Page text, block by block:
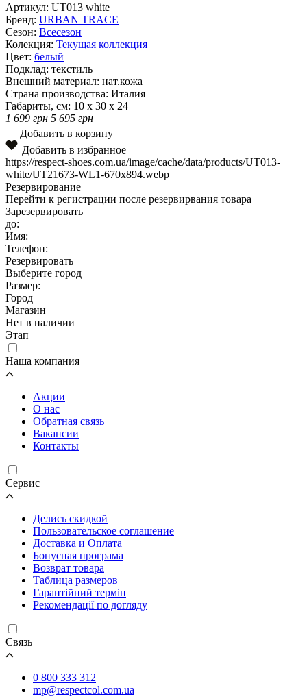
Артикул: UT013 white
Бренд: URBAN TRACE
Сезон: Всесезон
Колекция: Текущая коллекция
Цвет: белый
Подклад: текстиль
Внешний материал: нат.кожа
Страна производства: Италия
Габариты, см: 10 x 30 x 24
1 699 грн 5 695 грн
Добавить в корзину
Добавить в избранное
https://respect-shoes.com.ua/image/cache/data/products/UT013-
white/UT21673-WL1-670x894.webp
Резервирование
Перейти к регистрации после резервирвания товара
Зарезервировать
до:
Имя:
Телефон:
Резервировать
Выберите город
Размер:
Город
Магазин
Нет в наличии
Этап
Наша компания
Акции
О нас
Обратная связь
Вакансии
Контакты
Cервис
Делись скидкой
Пользовательское соглашение
Доставка и Оплата
Бонусная програма
Возврат товара
Таблица размеров
Гарантійний термін
Рекомендації по догляду
Связь
0 800 333 312
mp@respectcol.com.ua